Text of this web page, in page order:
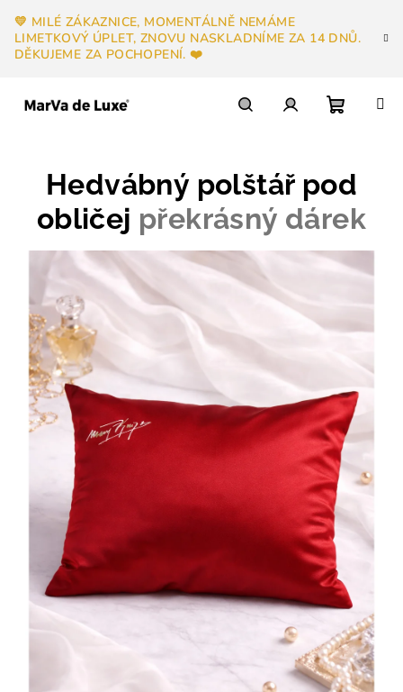
obsah
💛 MILÉ ZÁKAZNICE, MOMENTÁLNĚ NEMÁME
LIMETKOVÝ ÚPLET, ZNOVU NASKLADNÍME ZA 14 DNŮ.
DĚKUJEME ZA POCHOPENÍ. ❤️
košík
Hedvábný polštář pod
obličej překrásný dárek